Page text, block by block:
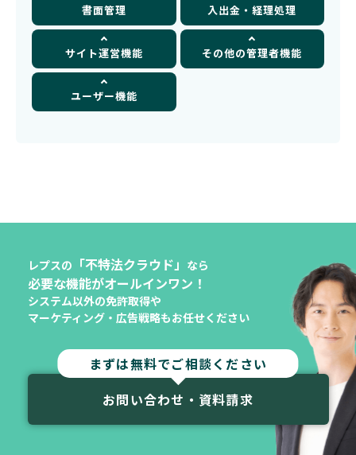
書面管理 入出金・経理処理
サイト運営機能 その他の管理者機能
ユーザー機能
レプスの 「不特法クラウド」 なら
必要な機能がオールインワン！
システム以外の免許取得や
マーケティング・広告戦略もお任せください
まずは無料でご相談ください
お問い合わせ・資料請求